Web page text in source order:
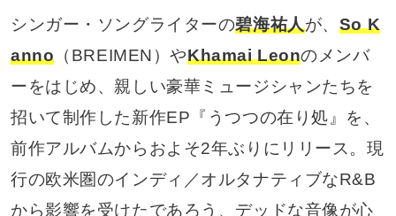
シンガー・ソングライターの碧海祐人が、 So K
anno （BREIMEN）やKhamai Leonのメンバ
ーをはじめ、親しい豪華ミュージシャンたちを
招いて制作した新作EP『うつつの在り処』を、
前作アルバムからおよそ2年ぶりにリリース。現
行の欧米圏のインディ／オルタナティブなR&B
から影響を受けたであろう、デッドな音像が心